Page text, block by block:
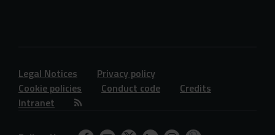
Legal Notices
Privacy policy
Cookie policies
Conduct code
Credits
Intranet